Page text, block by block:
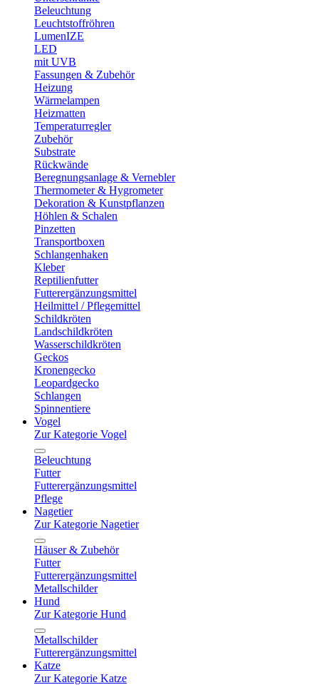
Beleuchtung
Leuchtstoffröhren
LumenIZE
LED
mit UVB
Fassungen & Zubehör
Heizung
Wärmelampen
Heizmatten
Temperaturregler
Zubehör
Substrate
Rückwände
Beregnungsanlage & Vernebler
Thermometer & Hygrometer
Dekoration & Kunstpflanzen
Höhlen & Schalen
Pinzetten
Transportboxen
Schlangenhaken
Kleber
Reptilienfutter
Futterergänzungsmittel
Heilmittel / Pflegemittel
Schildkröten
Landschildkröten
Wasserschildkröten
Geckos
Kronengecko
Leopardgecko
Schlangen
Spinnentiere
Vogel
Zur Kategorie Vogel
Beleuchtung
Futter
Futterergänzungsmittel
Pflege
Nagetier
Zur Kategorie Nagetier
Häuser & Zubehör
Futter
Futterergänzungsmittel
Metallschilder
Hund
Zur Kategorie Hund
Metallschilder
Futterergänzungsmittel
Katze
Zur Kategorie Katze